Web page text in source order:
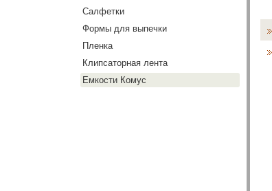
Салфетки
Формы для выпечки
Пленка
Клипсаторная лента
Емкости Комус